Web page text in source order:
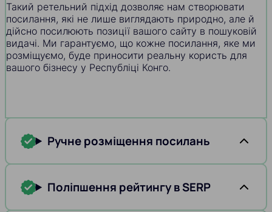
Такий ретельний підхід дозволяє нам створювати
посилання, які не лише виглядають природно, але й
дійсно посилюють позиції вашого сайту в пошуковій
видачі. Ми гарантуємо, що кожне посилання, яке ми
розміщуємо, буде приносити реальну користь для
вашого бізнесу у Республіці Конго.
Ручне розміщення посилань
Поліпшення рейтингу в SERP